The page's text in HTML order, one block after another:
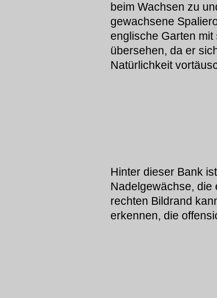
beim Wachsen zu
gewachsene
englische Garten
übersehen, da er
Natürlichkeit
Hinter dieser Bank
Nadelgewächse, die
rechten Bildrand
erkennen, die